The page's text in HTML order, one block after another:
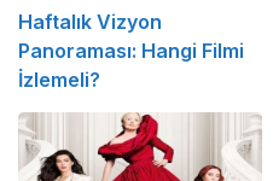
Haftalık Vizyon
Panoraması: Hangi Filmi
İzlemeli?